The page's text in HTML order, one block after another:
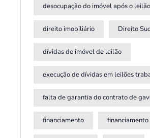
desocupação do imóvel após o leilão
direito imobiliário Direito
dívidas de imóvel de leilão
execução de dívidas em leilões
falta de garantia do contrato de
financiamento